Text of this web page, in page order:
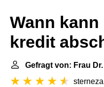
Wann
kredit
Gefragt von: Frau